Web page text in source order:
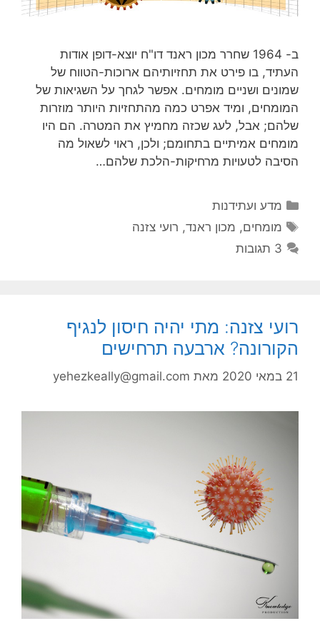
ב- 1964 שחרר מכון ראנד דו"ח יוצא-דופן אודות
העתיד, בו פירט את תחזיותיהם ארוכות-הטווח של
שמונים ושניים מומחים. אפשר לגחך על השגיאות של
המומחים, ומיד אפרט כמה מהתחזיות היותר מוזרות
שלהם; אבל, לעג שכזה מחמיץ את המטרה. הם היו
מומחים אמיתיים בתחומם; ולכן, ראוי לשאול מה
הסיבה לטעויות מרחיקות-הלכת שלהם…
קטגוריות
מדע ועתידנות
תגיות
מומחים, מכון ראנד, רועי צזנה
3 תגובות
רועי צזנה: מתי יהיה חיסון לנגיף
הקורונה? ארבעה תרחישים
21 במאי 2020 מאת yehezkeally@gmail.com